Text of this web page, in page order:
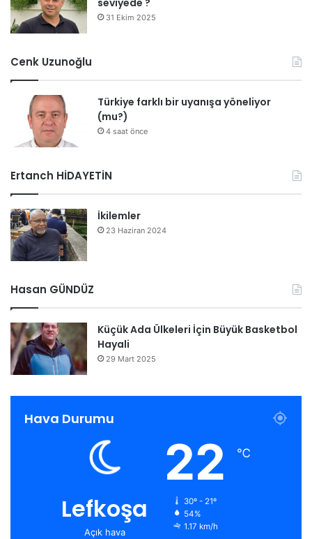
seviyede ?
31 Ekim 2025
Cenk Uzunoğlu
Türkiye farklı bir uyanışa yöneliyor
(mu?)
4 saat önce
Ertanch HİDAYETİN
İkilemler
23 Haziran 2024
Hasan GÜNDÜZ
Küçük Ada Ülkeleri İçin Büyük Basketbol
Hayali
29 Mart 2025
Hava Durumu
Lefkoşa
Açık hava
22 ℃
30º - 21º
54%
1.17 km/h